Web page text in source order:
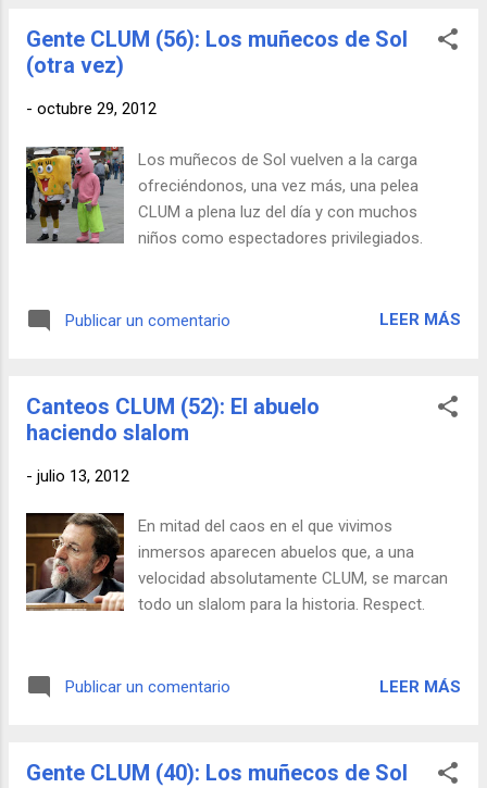
sobre esculturas. Una noche de borrachera
cercana a la Puerta del Sol. Mientras
la par que contundente: -¡Menuda puta
mierda de escultura! A lo que uno de sus
amigos, con los ojos acuosos le respondió
con la voz partida: -Esa escultura a la que
Gente CLUM (56): Los muñecos de Sol
(otra vez)
- octubre 29, 2012
Los muñecos de Sol vuelven a la carga
ofreciéndonos, una vez más, una pelea
CLUM a plena luz del día y con muchos
niños como espectadores privilegiados.
Publicar un comentario LEER MÁS
Canteos CLUM (52): El abuelo
haciendo slalom
- julio 13, 2012
En mitad del caos en el que vivimos
inmersos aparecen abuelos que, a una
velocidad absolutamente CLUM, se marcan
todo un slalom para la historia. Respect.
Publicar un comentario LEER MÁS
Gente CLUM (40): Los muñecos de Sol